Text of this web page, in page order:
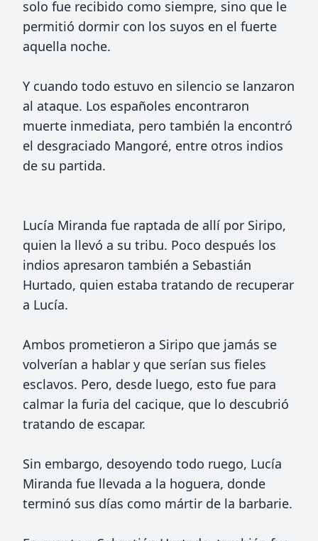
solo fue recibido como siempre, sino que le
permitió dormir con los suyos en el fuerte
aquella noche.
Y cuando todo estuvo en silencio se lanzaron
al ataque. Los españoles encontraron
muerte inmediata, pero también la encontró
el desgraciado Mangoré, entre otros indios
de su partida.
Lucía Miranda fue raptada de allí por Siripo,
quien la llevó a su tribu. Poco después los
indios apresaron también a Sebastián
Hurtado, quien estaba tratando de recuperar
a Lucía.
Ambos prometieron a Siripo que jamás se
volverían a hablar y que serían sus fieles
esclavos. Pero, desde luego, esto fue para
calmar la furia del cacique, que lo descubrió
tratando de escapar.
Sin embargo, desoyendo todo ruego, Lucía
Miranda fue llevada a la hoguera, donde
terminó sus días como mártir de la barbarie.